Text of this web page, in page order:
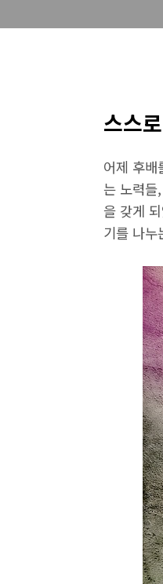
스스
어제 후배
는 노력들
을 갖게
기를 나누